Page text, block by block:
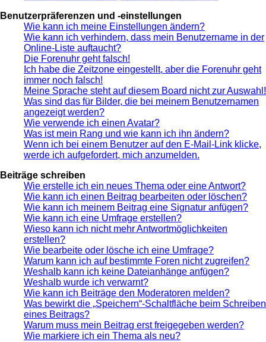
Benutzerpräferenzen und -einstellungen
Wie kann ich meine Einstellungen ändern?
Wie kann ich verhindern, dass mein Benutzername in der
Online-Liste auftaucht?
Die Forenuhr geht falsch!
Ich habe die Zeitzone eingestellt, aber die Forenuhr geht
immer noch falsch!
Meine Sprache steht auf diesem Board nicht zur Auswahl!
Was sind das für Bilder, die bei meinem Benutzernamen
angezeigt werden?
Wie verwende ich einen Avatar?
Was ist mein Rang und wie kann ich ihn ändern?
Wenn ich bei einem Benutzer auf den E-Mail-Link klicke,
werde ich aufgefordert, mich anzumelden.
Beiträge schreiben
Wie erstelle ich ein neues Thema oder eine Antwort?
Wie kann ich einen Beitrag bearbeiten oder löschen?
Wie kann ich meinem Beitrag eine Signatur anfügen?
Wie kann ich eine Umfrage erstellen?
Wieso kann ich nicht mehr Antwortmöglichkeiten
erstellen?
Wie bearbeite oder lösche ich eine Umfrage?
Warum kann ich auf bestimmte Foren nicht zugreifen?
Weshalb kann ich keine Dateianhänge anfügen?
Weshalb wurde ich verwarnt?
Wie kann ich Beiträge den Moderatoren melden?
Was bewirkt die „Speichern“-Schaltfläche beim Schreiben
eines Beitrags?
Warum muss mein Beitrag erst freigegeben werden?
Wie markiere ich ein Thema als neu?